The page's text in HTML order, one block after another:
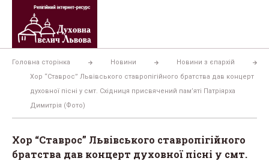
Перейти
вмісту
Головна сторінка Новини
Новини з єпархій
Хор “Ставрос” Львівського ставропігійного братства дав концерт
духовної пісні у смт. Східниця присвячений пам’яті Патріярха
Димитрія (Фото)
Хор “Ставрос” Львівського ставропігійного
братства дав концерт духовної пісні у смт.